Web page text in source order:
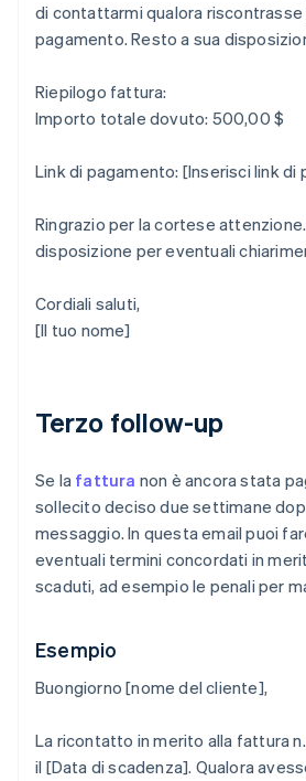
di contattarmi qualora riscontrasse
pagamento. Resto a sua
Riepilogo fattura:
Importo totale dovuto: 500,00 $
Link di pagamento: [Inserisci link di
Ringrazio per la cortese
disposizione per eventuali
Cordiali saluti,
[Il tuo nome]
Terzo follow-up
Se la fattura non è ancora stata
sollecito deciso due settimane
messaggio. In questa email puoi
eventuali termini concordati in
scaduti, ad esempio le penali per
Esempio
Buongiorno [nome del cliente],
La ricontatto in merito alla fattura
il [Data di scadenza]. Qualora